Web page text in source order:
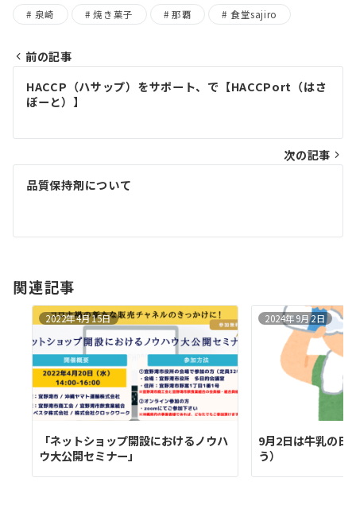
泉崎 焼き菓子 那覇 食堂sajiro
投
稿
ナ
ビ
ゲ
シ
ン
前の記事
HACCP（ハサップ）をサポート、で【HACCPort（はさ
ぽーと）】
次の記事
品質保持剤について
関連記事
2022年4月15日
「ネットショップ開設におけるノウハ
ウ大公開セミナー」
2024年9月2日
9月2日は牛乳の日
う）